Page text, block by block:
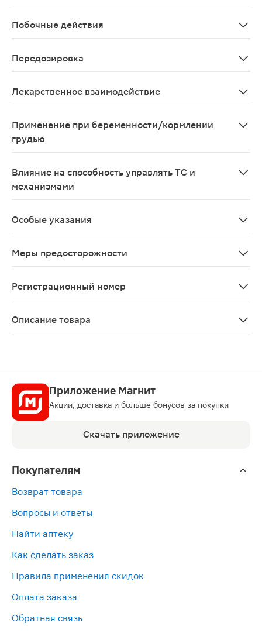
Побочные действия
Передозировка
Лекарственное взаимодействие
Применение при беременности/кормлении
грудью
Влияние на способность управлять ТС и
механизмами
Особые указания
Меры предосторожности
Регистрационный номер
Описание товара
Приложение Магнит
Акции, доставка и больше бонусов за покупки
Скачать приложение
Покупателям
Возврат товара
Вопросы и ответы
Найти аптеку
Как сделать заказ
Правила применения скидок
Оплата заказа
Обратная связь